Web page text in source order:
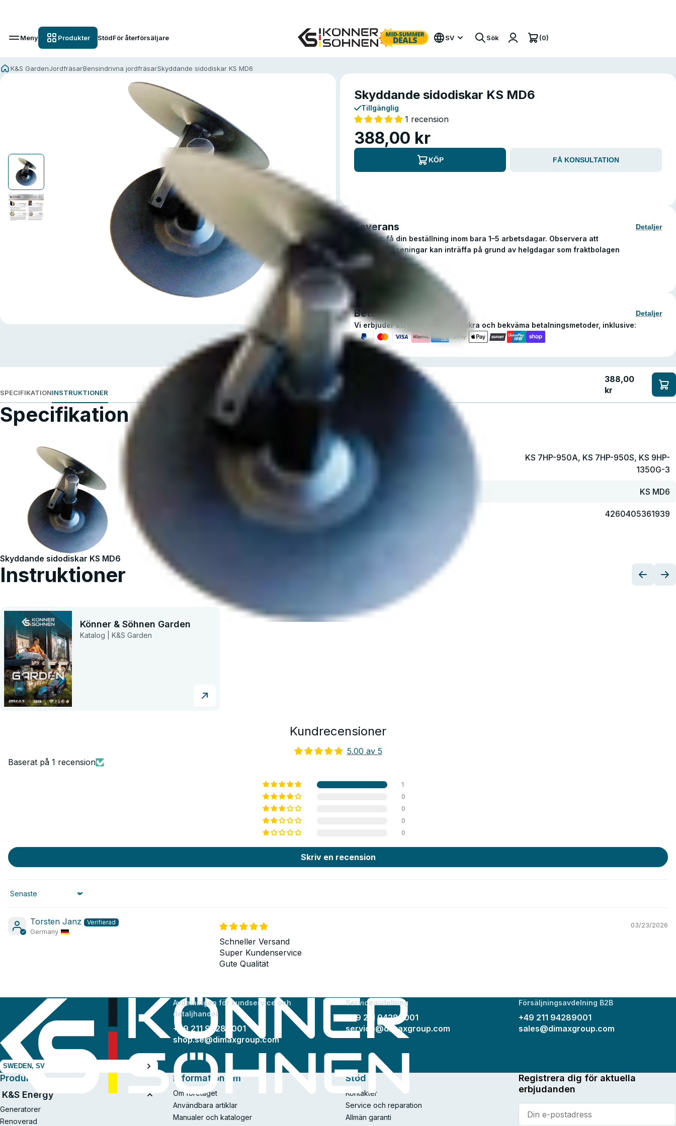
Meny Produkter StödFör återförsäljare SV Sök (0)
K&S GardenJordfräsarBensindrivna jordfräsarSkyddande sidodiskar KS MD6
Skyddande sidodiskar KS MD6
Tillgänglig
1 recension
388,00 kr
KÖP FÅ KONSULTATION
Leverans Detaljer
Fri frakt: få din beställning inom bara 1–5 arbetsdagar. Observera att
leveransförseningar kan inträffa på grund av helgdagar som fraktbolagen
Betalning Detaljer
Vi erbjuder ett brett utbud av säkra och bekväma betalningsmetoder, inklusive:
SPECIFIKATIONINSTRUKTIONER
388,00
kr
Specifikation
Skyddande sidodiskar KS MD6
KS 7HP-950A, KS 7HP-950S, KS 9HP-
1350G-3
KS MD6
4260405361939
Instruktioner
Könner & Söhnen Garden
Katalog | K&S Garden
Kundrecensioner
5.00 av 5
Baserat på 1 recension
1
0
0
0
0
Skriv en recension
Sort by
Torsten Janz
Germany
03/23/2026
Schneller Versand
Super Kundenservice
Gute Qualität
Avdelningen för kundservice och
detaljhandel
+49 211 94289001
shop.se@dimaxgroup.com
Serviceavdelning
+49 211 94289001
service@dimaxgroup.com
Försäljningsavdelning B2B
+49 211 94289001
sales@dimaxgroup.com
SWEDEN, SV
Produkter
K&S Energy
Generatorer
Renoverad
Information om
Om företaget
Användbara artiklar
Manualer och kataloger
Stöd
Kontakter
Service och reparation
Allmän garanti
Registrera dig för aktuella
erbjudanden